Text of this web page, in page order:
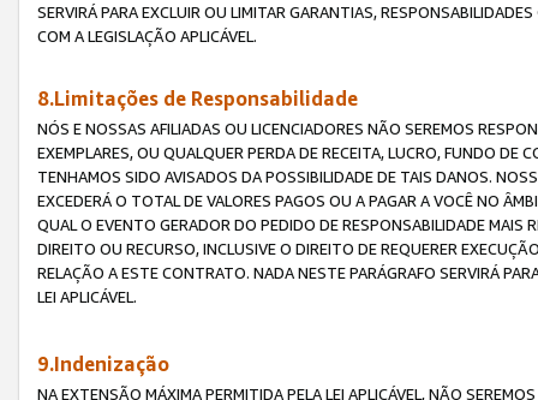
SERVIRÁ PARA EXCLUIR OU LIMITAR GARANTIAS,
COM A LEGISLAÇÃO APLICÁVEL.
8.Limitações de Responsabilidade
NÓS E NOSSAS AFILIADAS OU LICENCIADORES NÃO SEREMOS
EXEMPLARES, OU QUALQUER PERDA DE RECEITA, LUCRO, FUNDO
TENHAMOS SIDO AVISADOS DA POSSIBILIDADE DE TAIS DANOS.
EXCEDERÁ O TOTAL DE VALORES PAGOS OU A PAGAR A VOCÊ NO
QUAL O EVENTO GERADOR DO PEDIDO DE RESPONSABILIDADE
DIREITO OU RECURSO, INCLUSIVE O DIREITO DE REQUERER
RELAÇÃO A ESTE CONTRATO. NADA NESTE PARÁGRAFO SERVIRÁ
LEI APLICÁVEL.
9.Indenização
NA EXTENSÃO MÁXIMA PERMITIDA PELA LEI APLICÁVEL, NÃO